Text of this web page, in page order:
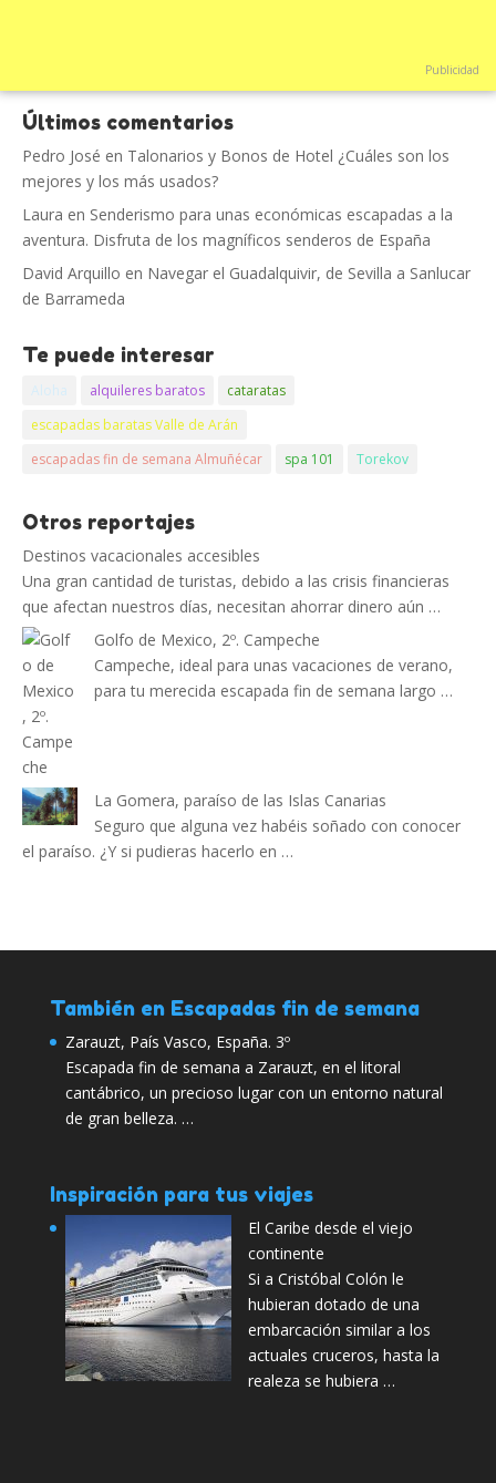
Publicidad
Últimos comentarios
Pedro José en Talonarios y Bonos de Hotel ¿Cuáles son los
mejores y los más usados?
Laura en Senderismo para unas económicas escapadas a la
aventura. Disfruta de los magníficos senderos de España
David Arquillo en Navegar el Guadalquivir, de Sevilla a Sanlucar
de Barrameda
Te puede interesar
Aloha alquileres baratos
cataratas
escapadas baratas Valle de Arán
escapadas fin de semana Almuñécar
spa 101 Torekov
Otros reportajes
Destinos vacacionales accesibles
Una gran cantidad de turistas, debido a las crisis financieras
que afectan nuestros días, necesitan ahorrar dinero aún …
Golfo de Mexico, 2º. Campeche
Campeche, ideal para unas vacaciones de verano,
para tu merecida escapada fin de semana largo …
La Gomera, paraíso de las Islas Canarias
Seguro que alguna vez habéis soñado con conocer
el paraíso. ¿Y si pudieras hacerlo en …
También en Escapadas fin de semana
Zarauzt, País Vasco, España. 3º
Escapada fin de semana a Zarauzt, en el litoral
cantábrico, un precioso lugar con un entorno natural
de gran belleza. …
Inspiración para tus viajes
El Caribe desde el viejo
continente
Si a Cristóbal Colón le
hubieran dotado de una
embarcación similar a los
actuales cruceros, hasta la
realeza se hubiera …